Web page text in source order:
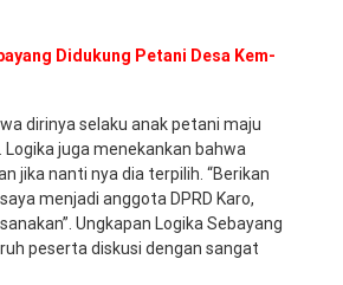
Didukung Petani Desa Kem-
dirinya selaku anak petani maju
juga menekankan bahwa
jika nanti nya dia terpilih. “Berikan
menjadi anggota DPRD Karo,
Ungkapan Logika Sebayang
peserta diskusi dengan sangat